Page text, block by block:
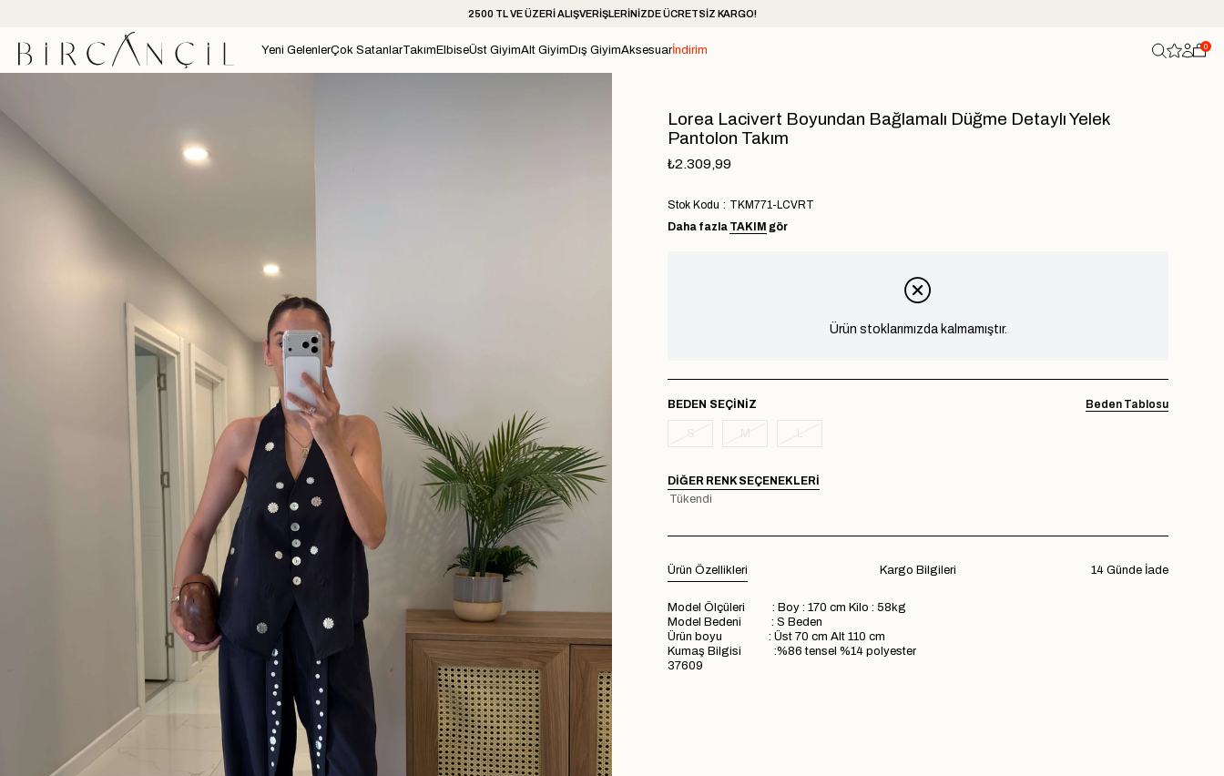
2500 TL VE ÜZERİ ALIŞVERİŞLERİNİZDE ÜCRETSİZ KARGO!
Yeni GelenlerÇok SatanlarTakım ElbiseÜst GiyimAlt Giyim Dış GiyimAksesuarİndirim 0
Lorea Lacivert Boyundan Bağlamalı Düğme Detaylı Yelek
Pantolon Takım
₺2.309,99
Stok Kodu
TKM771-LCVRT
Daha fazla TAKIM gör
Ürün stoklarımızda kalmamıştır.
Beden Tablosu
BEDEN
DIĞER RENK SEÇENEKLERI
Tükendi
Ürün Özellikleri 14 Günde İade
Kargo Bilgileri
Model Ölçüleri : Boy : 170 cm Kilo : 58kg
Model Bedeni : S Beden
Ürün boyu : Üst 70 cm Alt 110 cm
Kumaş Bilgisi :%86 tensel %14 polyester
37609